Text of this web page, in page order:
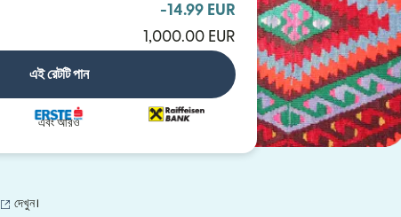
-14.99 EUR
1,000.00 EUR
এই রেটটি পান
এবং আরও
(নতুন উইন্ডোতে খুলবে)
দেখুন।